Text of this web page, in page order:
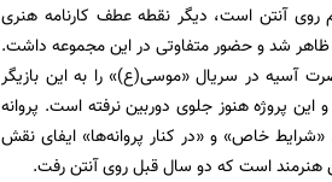
روی آنتن است، دیگر نقطه عطف کارنامه هنری
ظاهر شد و حضور متفاوتی در این مجموعه داشت.
در سریال «موسی(ع)» را به این بازیگر
این پروژه هنوز جلوی دوربین نرفته است. پروانه
«ملکوت»، «شرایط خاص» و «در کنار پروانه‌ها» ایفای نقش
هنرمند است که دو سال قبل روی آنتن رفت.